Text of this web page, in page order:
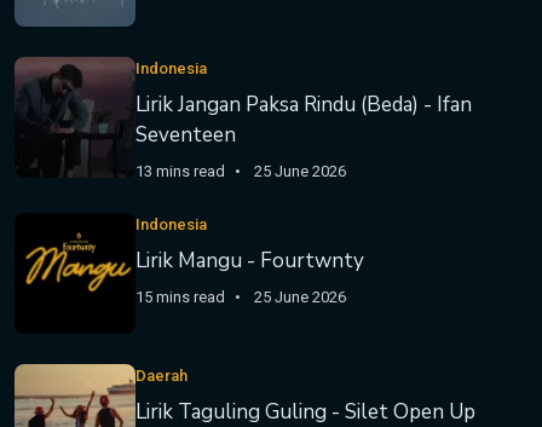
Indonesia
Lirik Jangan Paksa Rindu (Beda) - Ifan
Seventeen
13 mins read 25 June 2026
Indonesia
Lirik Mangu - Fourtwnty
15 mins read 25 June 2026
Daerah
Lirik Taguling Guling - Silet Open Up